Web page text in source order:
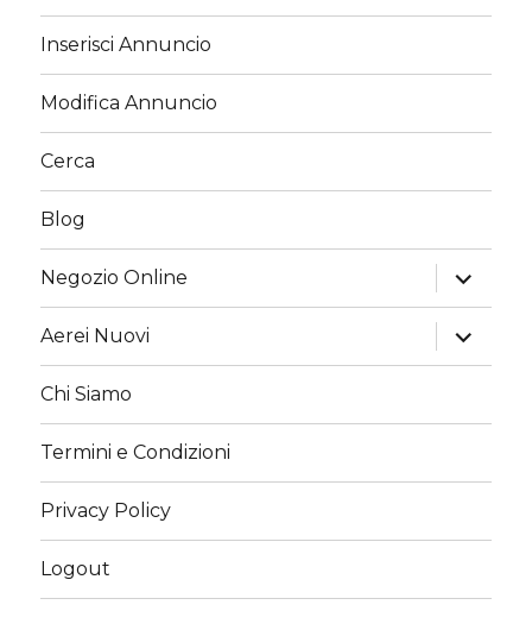
Inserisci Annuncio
Modifica Annuncio
Cerca
Blog
Negozio Online
apri
i
menu
child
Aerei Nuovi
apri
i
menu
Chi Siamo
Termini e Condizioni
Privacy Policy
Logout